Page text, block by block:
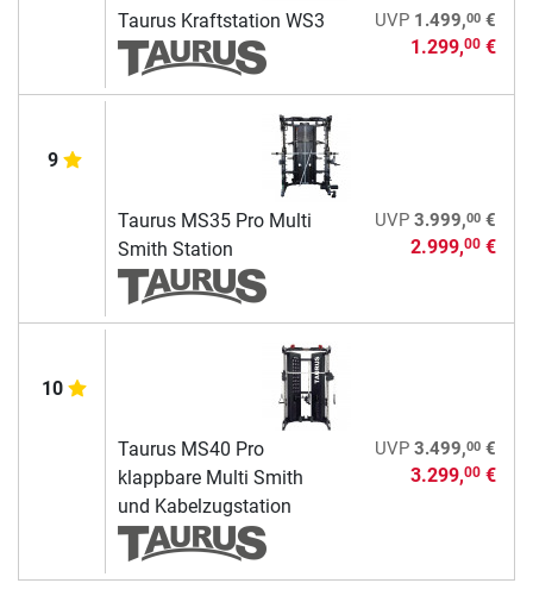
Taurus Kraftstation WS3 UVP 1.499,00€
1.299,00€
9
Taurus MS35 Pro Multi
Smith Station
UVP 3.999,00€
2.999,00€
10
Taurus MS40 Pro
klappbare Multi Smith
und Kabelzugstation
UVP 3.499,00€
3.299,00€